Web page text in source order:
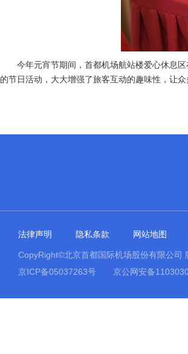
今年元宵节期间，首都机场航站楼爱心休息
的节日活动，大大增强了旅客互动的趣味性，让
法律声明 隐私条款 网站地图
CopyRight©北京首都国际机场股份有限公司
京ICP备05037263号
京公网安备